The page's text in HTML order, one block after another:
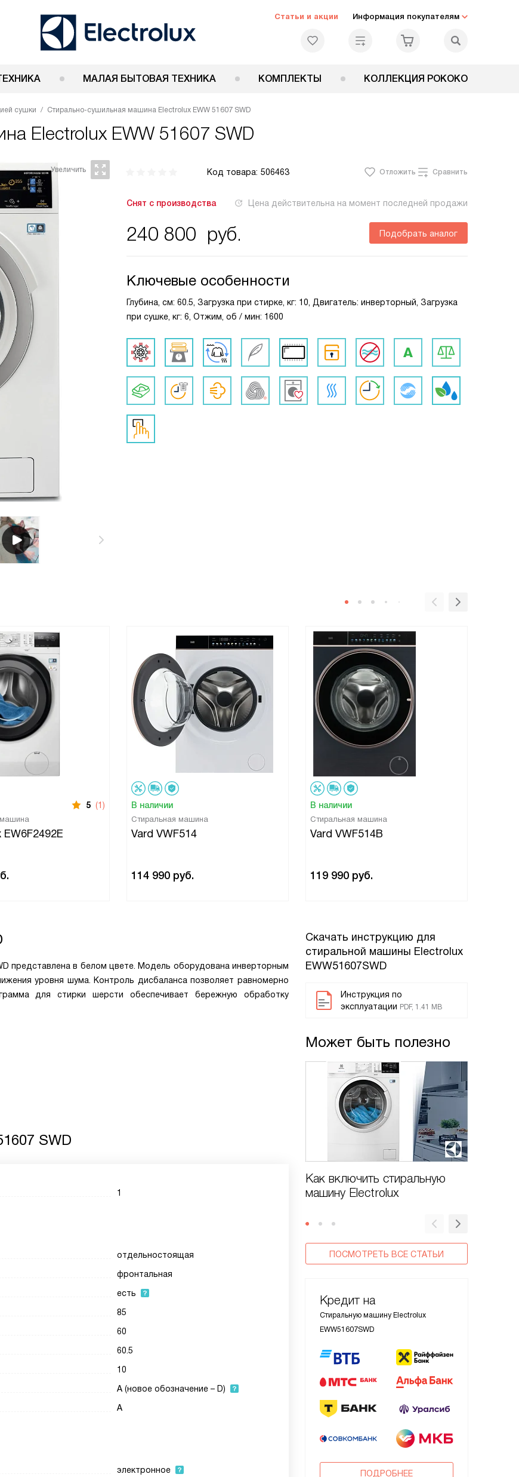
Статьи и акции Информация покупателям
МАЛАЯ БЫТОВАЯ ТЕХНИКА КОМПЛЕКТЫ КОЛЛЕКЦИЯ РОКОКО
сушки Стирально-сушильная машина Electrolux EWW 51607 SWD
Electrolux EWW 51607 SWD
Код товара: 506463 Отложить Сравнить
Снят с производства Цена действительна на момент последней продажи
240 800 руб. Подобрать аналог
Ключевые особенности
Глубина, см: 60.5, Загрузка при стирке, кг: 10, Двигатель: инверторный, Загрузка
при сушке, кг: 6, Отжим, об / мин: 1600
5 (1) В наличии
Стиральная машина
Vard VWF514
114 990 руб.
В наличии
Стиральная машина
Vard VWF514B
119 990 руб.
Скачать инструкцию для
стиральной машины Electrolux
EWW51607SWD
Инструкция по
эксплуатации PDF, 1.41 MB
Может быть полезно
Как включить стиральную
машину Electrolux
ПОСМОТРЕТЬ ВСЕ СТАТЬИ
Кредит на
Стиральную машину Electrolux
EWW51607SWD
ПОДРОБНЕЕ
представлена в белом цвете. Модель оборудована инверторным
уровня шума. Контроль дисбаланса позволяет равномерно
для стирки шерсти обеспечивает бережную обработку
SWD
1
отдельностоящая
фронтальная
есть
85
60
60.5
10
A (новое обозначение – D)
A
электронное